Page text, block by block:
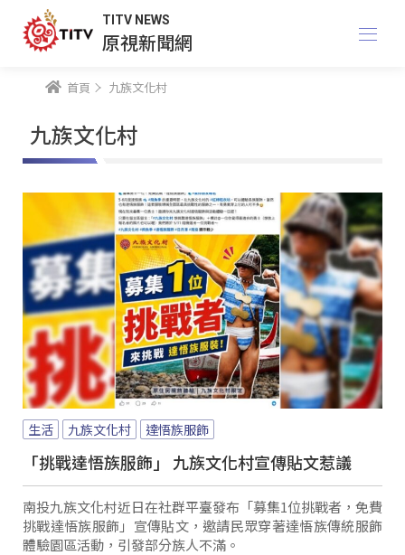
TITV NEWS
原視新聞網
首頁 九族文化村
九族文化村
生活 九族文化村 達悟族服飾
「挑戰達悟族服飾」 九族文化村宣傳貼文惹議
南投九族文化村近日在社群平臺發布「募集1位挑戰者，免費
挑戰達悟族服飾」宣傳貼文，邀請民眾穿著達悟族傳統服飾
體驗園區活動，引發部分族人不滿。